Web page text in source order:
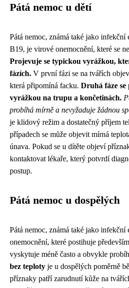
Pátá nemoc u dětí
Pátá nemoc, známá také jako infekční
B19, je virové onemocnění, které se
Projevuje se typickou vyrážkou,
fázích. V první fázi se na tvářích
která připomíná facku. Druhá fáze
vyrážkou na trupu a končetinách.
probíhá mírně a nevyžaduje žádnou
je klidový režim a dostatečný příjem
případech se může objevit mírná
únava. Pokud se u dítěte objeví
kontaktovat lékaře, který potvrdí
postup.
Pátá nemoc u dospělých
Pátá nemoc, známá také jako infekční
onemocnění, které postihuje
vyskytuje méně často a obvykle
bez teploty je u dospělých poměrně
příznaky patří zarudnutí kůže na